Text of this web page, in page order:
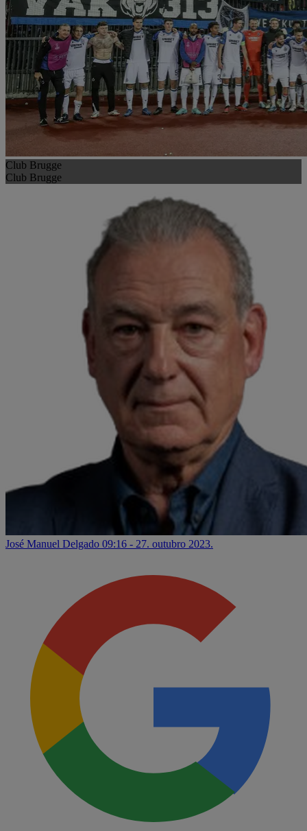
Club Brugge
Club Brugge
José Manuel Delgado 09:16 - 27. outubro 2023.